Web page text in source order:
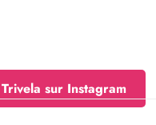
sur Instagram